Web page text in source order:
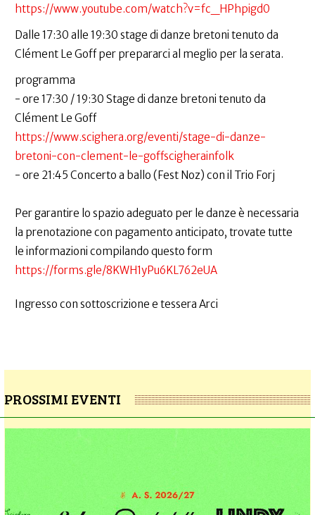
https://www.youtube.com/watch?v=fc_HPhpigd0
Dalle 17:30 alle 19:30 stage di danze bretoni tenuto da
Clément Le Goff per prepararci al meglio per la serata.
programma
- ore 17:30 / 19:30 Stage di danze bretoni tenuto da
Clément Le Goff
https://www.scighera.org/eventi/stage-di-danze-
bretoni-con-clement-le-goffscigherainfolk
- ore 21:45 Concerto a ballo (Fest Noz) con il Trio Forj
Per garantire lo spazio adeguato per le danze è necessaria
la prenotazione con pagamento anticipato, trovate tutte
le informazioni compilando questo form
https://forms.gle/8KWH1yPu6KL762eUA
Ingresso con sottoscrizione e tessera Arci
PROSSIMI EVENTI